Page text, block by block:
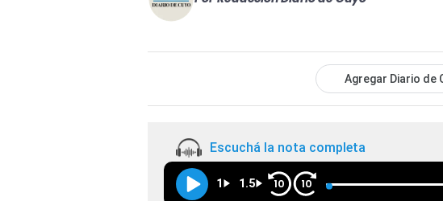
Agregar Diario de
Escuchá la nota completa
1 1.5 10 10